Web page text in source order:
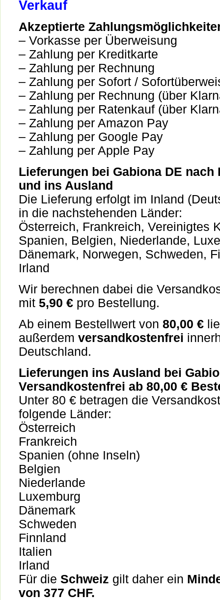
Verkauf
Akzeptierte
– Vorkasse per Überweisung
– Zahlung per Kreditkarte
– Zahlung per Rechnung
– Zahlung per Sofort /
– Zahlung per Rechnung (über
– Zahlung per Ratenkauf (über
– Zahlung per Amazon Pay
– Zahlung per Google Pay
– Zahlung per Apple Pay
Lieferungen bei Gabiona DE nach
und ins Ausland
Die Lieferung erfolgt im Inland
in die nachstehenden Länder:
Österreich, Frankreich, Vereinigtes
Spanien, Belgien, Niederlande,
Dänemark, Norwegen, Schweden,
Irland
Wir berechnen dabei die
mit 5,90 € pro Bestellung.
Ab einem Bestellwert von 80,00 €
außerdem versandkostenfrei
Deutschland.
Lieferungen ins Ausland bei
Versandkostenfrei ab 80,00 €
Unter 80 € betragen die
folgende Länder:
Österreich
Frankreich
Spanien (ohne Inseln)
Belgien
Niederlande
Luxemburg
Dänemark
Schweden
Finnland
Italien
Irland
Für die Schweiz gilt daher ein
von 377 CHF.